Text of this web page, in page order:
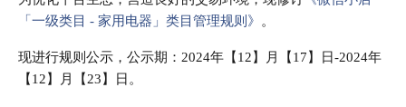
「一级类目 - 家用电器」类目管理规则》
。
现进行规则公示，公示期：2024年【12】月【17】日-2024年
【12】月【23】日。